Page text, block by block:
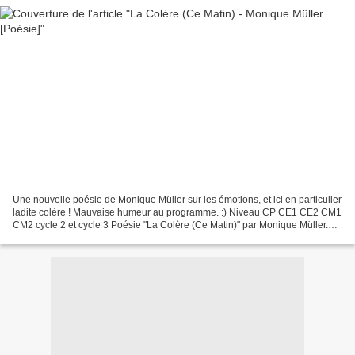
Une nouvelle poésie de Monique Müller sur les émotions, et ici en particulier
ladite colère ! Mauvaise humeur au programme. :) Niveau CP CE1 CE2 CM1
CM2 cycle 2 et cycle 3 Poésie "La Colère (Ce Matin)" par Monique Müller.